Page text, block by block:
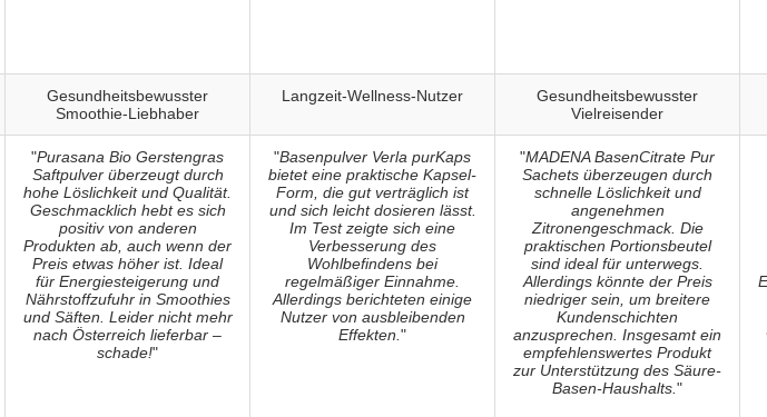
Gesundheitsbewusster
Smoothie-Liebhaber
Langzeit-Wellness-Nutzer
Gesundheitsbewusster
Vielreisender
"Purasana Bio Gerstengras
Saftpulver überzeugt durch
hohe Löslichkeit und Qualität.
Geschmacklich hebt es sich
positiv von anderen
Produkten ab, auch wenn der
Preis etwas höher ist. Ideal
für Energiesteigerung und
Nährstoffzufuhr in Smoothies
und Säften. Leider nicht mehr
nach Österreich lieferbar –
schade!"
"Basenpulver Verla purKaps
bietet eine praktische Kapsel-
Form, die gut verträglich ist
und sich leicht dosieren lässt.
Im Test zeigte sich eine
Verbesserung des
Wohlbefindens bei
regelmäßiger Einnahme.
Allerdings berichteten einige
Nutzer von ausbleibenden
Effekten."
"MADENA BasenCitrate Pur
Sachets überzeugen durch
schnelle Löslichkeit und
angenehmen
Zitronengeschmack. Die
praktischen Portionsbeutel
sind ideal für unterwegs.
Allerdings könnte der Preis
niedriger sein, um breitere
Kundenschichten
anzusprechen. Insgesamt ein
empfehlenswertes Produkt
zur Unterstützung des Säure-
Basen-Haushalts."